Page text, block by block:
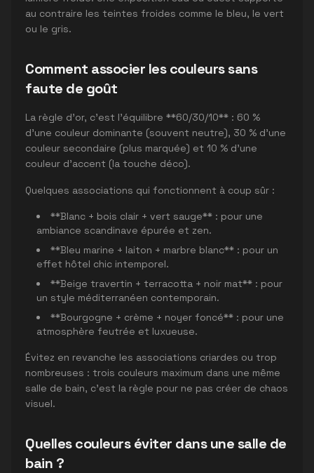
au contraire les teintes froides comme le bleu, le vert
ou le gris.
Comment associer les couleurs sans
faute de goût
La règle d'or, c'est l'équilibre **60/30/10** : 60 %
d'une couleur dominante (souvent neutre), 30 % d'une
couleur secondaire (plus marquée) et 10 % d'une
couleur d'accent (la touche déco).
Quelques associations qui fonctionnent à coup sûr :
**Blanc + bois clair + vert sauge** : pour une
ambiance scandinave épurée et zen.
**Bleu marine + laiton + marbre blanc** : pour un
effet hôtel chic intemporel.
**Beige travertin + terracotta + noir mat** : pour
un style méditerranéen contemporain.
**Bourgogne + crème + noyer foncé** : pour une
atmosphère feutrée et luxueuse.
Évitez en revanche les associations criardes ou trop
nombreuses : trois couleurs maximum dans une même
salle de bain, c'est la règle pour ne pas créer de chaos
visuel.
Quelles couleurs éviter dans une salle de
bain ?